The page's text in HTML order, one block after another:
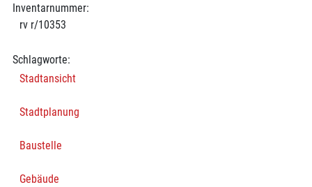
Inventarnummer:
rv r/10353
Schlagworte:
Stadtansicht
Stadtplanung
Baustelle
Gebäude